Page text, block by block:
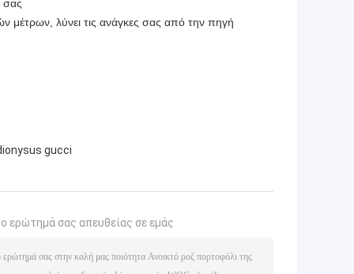
σας
μέτρων, λύνει τις ανάγκες σας από την πηγή
gucci
ερώτημά σας απευθείας σε εμάς